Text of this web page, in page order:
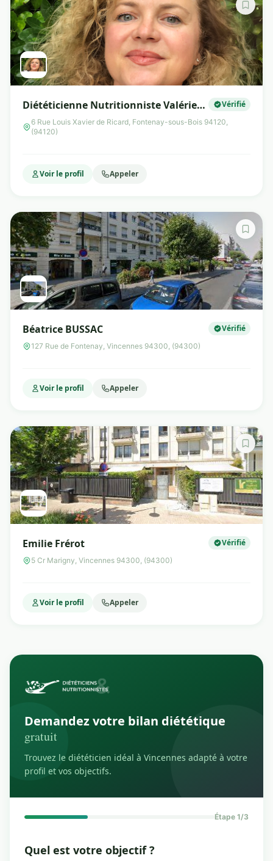
Diététicienne Nutritionniste Valérie
SCHELLINGEN
Vérifié
6 Rue Louis Xavier de Ricard, Fontenay-sous-Bois 94120,
(94120)
Voir le profil Appeler
Béatrice BUSSAC Vérifié
127 Rue de Fontenay, Vincennes 94300, (94300)
Voir le profil Appeler
Emilie Frérot Vérifié
5 Cr Marigny, Vincennes 94300, (94300)
Voir le profil Appeler
Demandez votre bilan diététique
gratuit
Trouvez le diététicien idéal à Vincennes adapté à votre
profil et vos objectifs.
Étape 1/3
Quel est votre objectif ?